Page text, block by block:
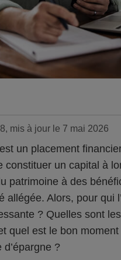
mis à jour le 7 mai 2026
un placement
constituer un capital à
patrimoine à des
allégée. Alors, pour qui
? Quelles sont
quel est le bon
?